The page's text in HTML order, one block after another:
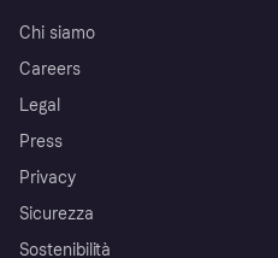
Chi siamo
Careers
Legal
Press
Privacy
Sicurezza
Sostenibilità